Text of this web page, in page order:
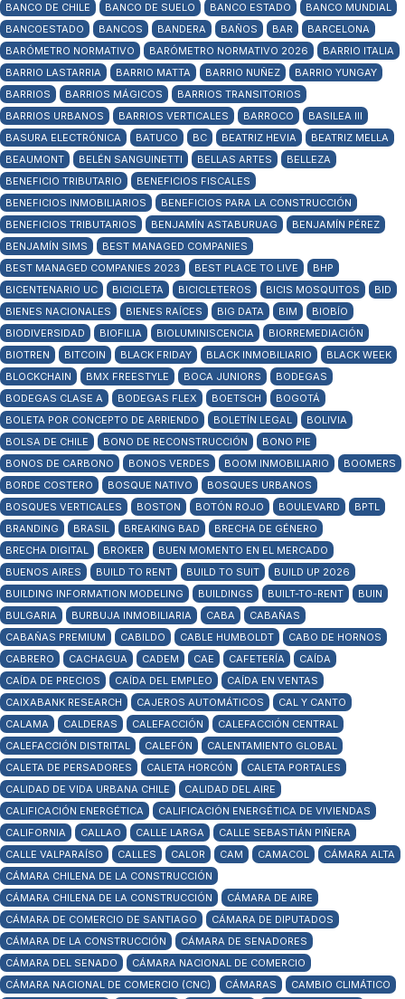
BANCO DE CHILE BANCO DE SUELO BANCO ESTADO
BANCO MUNDIAL
BANCOESTADO
BANCOS BANDERA BAÑOS BAR
BARCELONA
BARÓMETRO NORMATIVO
BARÓMETRO NORMATIVO 2026
BARRIO ITALIA
BARRIO LASTARRIA
BARRIO MATTA BARRIO NUÑEZ
BARRIO YUNGAY
BARRIOS
BARRIOS MÁGICOS
BARRIOS TRANSITORIOS
BARRIOS URBANOS
BARRIOS VERTICALES BARROCO
BASILEA III
BASURA ELECTRÓNICA
BATUCO BC BEATRIZ HEVIA
BEATRIZ MELLA
BEAUMONT
BELÉN SANGUINETTI BELLAS ARTES
BELLEZA
BENEFICIO TRIBUTARIO
BENEFICIOS FISCALES
BENEFICIOS INMOBILIARIOS
BENEFICIOS PARA LA CONSTRUCCIÓN
BENEFICIOS TRIBUTARIOS
BENJAMÍN ASTABURUAG
BENJAMÍN PÉREZ
BENJAMÍN SIMS
BEST MANAGED COMPANIES
BEST MANAGED COMPANIES 2023
BEST PLACE TO LIVE
BHP
BICENTENARIO UC
BICICLETA BICICLETEROS BICIS MOSQUITOS
BID
BIENES NACIONALES
BIENES RAÍCES BIG DATA BIM
BIOBÍO
BIODIVERSIDAD
BIOFILIA BIOLUMINISCENCIA
BIORREMEDIACIÓN
BIOTREN
BITCOIN BLACK FRIDAY BLACK INMOBILIARIO
BLACK WEEK
BLOCKCHAIN
BMX FREESTYLE BOCA JUNIORS
BODEGAS
BODEGAS CLASE A
BODEGAS FLEX BOETSCH
BOGOTÁ
BOLETA POR CONCEPTO DE ARRIENDO
BOLETÍN LEGAL
BOLIVIA
BOLSA DE CHILE
BONO DE RECONSTRUCCIÓN
BONO PIE
BONOS DE CARBONO
BONOS VERDES BOOM INMOBILIARIO
BOOMERS
BORDE COSTERO
BOSQUE NATIVO
BOSQUES URBANOS
BOSQUES VERTICALES
BOSTON BOTÓN ROJO BOULEVARD
BPTL
BRANDING
BRASIL BREAKING BAD
BRECHA DE GÉNERO
BRECHA DIGITAL
BROKER
BUEN MOMENTO EN EL MERCADO
BUENOS AIRES
BUILD TO RENT BUILD TO SUIT
BUILD UP 2026
BUILDING INFORMATION MODELING
BUILDINGS BUILT-TO-RENT
BUIN
BULGARIA
BURBUJA INMOBILIARIA CABA
CABAÑAS
CABAÑAS PREMIUM
CABILDO CABLE HUMBOLDT
CABO DE HORNOS
CABRERO
CACHAGUA CADEM CAE CAFETERÍA
CAÍDA
CAÍDA DE PRECIOS
CAÍDA DEL EMPLEO
CAÍDA EN VENTAS
CAIXABANK RESEARCH
CAJEROS AUTOMÁTICOS
CAL Y CANTO
CALAMA
CALDERAS CALEFACCIÓN
CALEFACCIÓN CENTRAL
CALEFACCIÓN DISTRITAL
CALEFÓN
CALENTAMIENTO GLOBAL
CALETA DE PERSADORES
CALETA HORCÓN
CALETA PORTALES
CALIDAD DE VIDA URBANA CHILE
CALIDAD DEL AIRE
CALIFICACIÓN ENERGÉTICA
CALIFICACIÓN ENERGÉTICA DE VIVIENDAS
CALIFORNIA
CALLAO CALLE LARGA
CALLE SEBASTIÁN PIÑERA
CALLE VALPARAÍSO
CALLES CALOR CAM CAMACOL
CÁMARA ALTA
CÁMARA CHILENA DE LA CONSTRUCCIÓN
CÁMARA CHILENA DE LA CONSTRUCCIÓN
CÁMARA DE AIRE
CÁMARA DE COMERCIO DE SANTIAGO
CÁMARA DE DIPUTADOS
CÁMARA DE LA CONSTRUCCIÓN
CÁMARA DE SENADORES
CÁMARA DEL SENADO
CÁMARA NACIONAL DE COMERCIO
CÁMARA NACIONAL DE COMERCIO (CNC)
CÁMARAS
CAMBIO CLIMÁTICO